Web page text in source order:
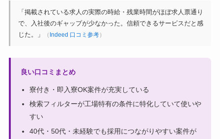
「掲載されている求人の実際の時給・残業時間がほぼ求人票通り
で、入社後のギャップが少なかった。信頼できるサービスだと感
じた。」
（ Indeed 口コミ参考）
良い口コミまとめ
寮付き・即入寮OK案件が充実している
検索フィルターが工場特有の条件に特化していて使いや
すい
40代・50代・未経験でも採用につながりやすい案件が